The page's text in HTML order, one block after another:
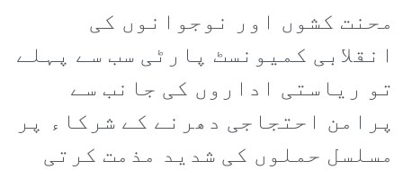
محنت کشوں اور نوجوانوں کی
انقلابی کمیونسٹ پارٹی سب سے پہلے
تو ریاستی اداروں کی جانب سے
پرامن احتجاجی دھرنے کے شرکاء پر
مسلسل حملوں کی شدید مذمت کرتی